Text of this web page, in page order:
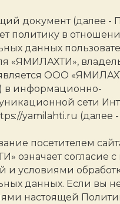
документ (далее -
политику в
данных
«ЯМИЛАХТИ»,
ООО
в информационно-
сети
yamilahti.ru (далее -
посетителем
означает согласие с
и условиями
данных. Если вы
настоящей